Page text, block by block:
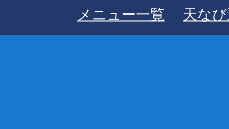
メニュー一覧
天な